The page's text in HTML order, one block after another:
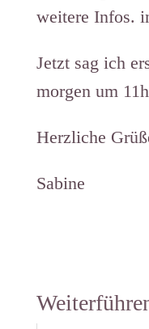
weitere Infos.
Jetzt sag ich
morgen um
Herzliche
Sabine